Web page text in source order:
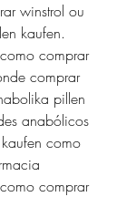
winstrol ou
kaufen.
comprar
comprar
pillen
anabólicos
como
comprar